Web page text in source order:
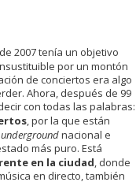
2007 tenía un objetivo
por un montón
de conciertos era algo
Ahora, después de 99
con todas las palabras:
, por la que están
undergroundnacional e
más puro. Está
en la ciudad, donde
en directo, también